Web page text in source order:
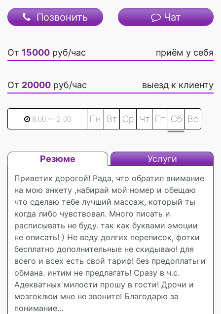
Позвонить Чат
От 15000 руб/час приём у себя
От 20000 руб/час выезд к клиенту
8:00 — 2:00 Пн Вт Ср Чт Пт Сб Вс
Резюме Услуги
Приветик дорогой! Рада, что обратил внимание
на мою анкету ,набирай мой номер и обещаю
что сделаю тебе лучший массаж, который ты
когда либо чувствовал. Много писать и
расписывать не буду. так как буквами эмоции
не описать! ) Не веду долгих переписок, фотки
бесплатно дополнительные не скидываю! для
всего и всех есть свой тариф! без предоплаты и
обмана. интим не предлагать! Сразу в ч.с.
Адекватных милости прошу в гости! Дрочи и
мозгоклюи мне не звоните! Благодарю за
понимание...